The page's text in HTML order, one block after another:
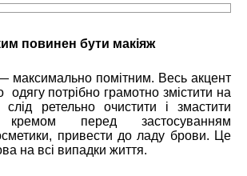
повинен бути макіяж
максимально помітним. Весь акцент
одягу потрібно грамотно змістити на
ретельно очистити і змастити
кремом перед застосуванням
привести до ладу брови. Це
на всі випадки життя.